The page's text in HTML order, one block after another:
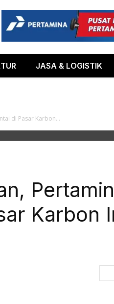
JASA & LOGISTIK
di Pasar Karbon...
Karbon